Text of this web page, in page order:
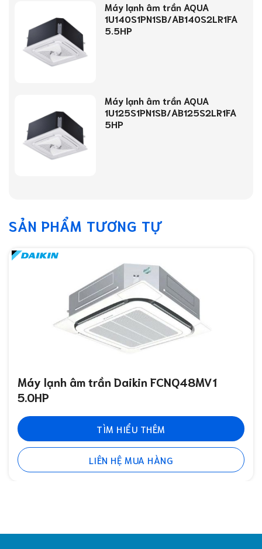
Máy lạnh âm trần AQUA
1U140S1PN1SB/AB140S2LR1FA
5.5HP
Máy lạnh âm trần AQUA
1U125S1PN1SB/AB125S2LR1FA
5HP
SẢN PHẨM TƯƠNG TỰ
Máy lạnh âm trần Daikin FCNQ48MV1
5.0HP
TÌM HIỂU THÊM
LIÊN HỆ MUA HÀNG